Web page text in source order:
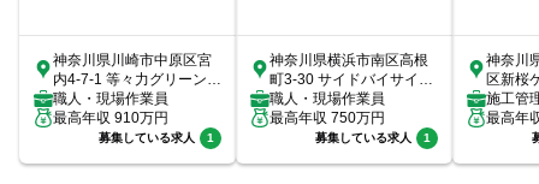
神奈川県川崎市中原区宮
内4-7-1 等々力グリーンビ
レッジ102
職人・現場作業員
最高年収 910万円
募集している求人 1
神奈川県横浜市南区高根
町3-30 サイドバイサイド
103
職人・現場作業員
最高年収 750万円
募集している求人 1
神奈川
区新桜
施工管
員
最高年